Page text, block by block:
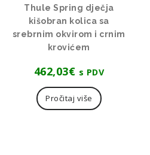
Thule Spring dječja
kišobran kolica sa
srebrnim okvirom i crnim
krovićem
462,03€ s PDV
Pročitaj više